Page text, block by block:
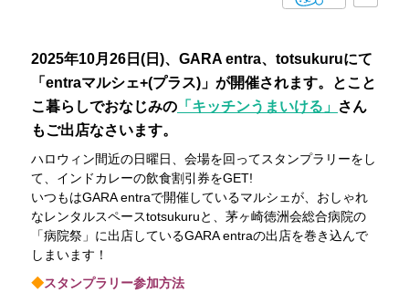
2025年10月26日(日)、GARA entra、totsukuruにて
「entraマルシェ+(プラス)」が開催されます。とこと
こ暮らしでおなじみの 「キッチンうまいける」 さん
もご出店なさいます。
ハロウィン間近の日曜日、会場を回ってスタンプラリーをし
て、インドカレーの飲食割引券をGET!
いつもはGARA entraで開催しているマルシェが、おしゃれ
なレンタルスペースtotsukuruと、茅ヶ崎徳洲会総合病院の
「病院祭」に出店しているGARA entraの出店を巻き込んで
しまいます！
◆スタンプラリー参加方法